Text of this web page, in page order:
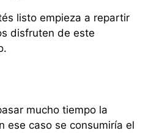
listo empieza a repartir
disfruten de este
mucho tiempo la
ese caso se consumiría el